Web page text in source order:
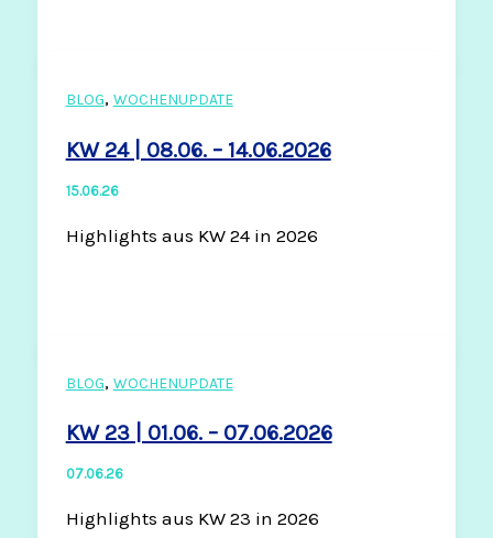
BLOG, WOCHENUPDATE
KW 24 | 08.06. – 14.06.2026
15.06.26
Highlights aus KW 24 in 2026
BLOG, WOCHENUPDATE
KW 23 | 01.06. – 07.06.2026
07.06.26
Highlights aus KW 23 in 2026